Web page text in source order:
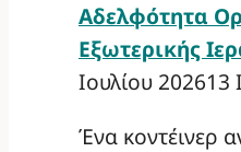
Αδελφότητα
Εξωτερικής
Ιουλίου 202613
Ένα κοντέινερ